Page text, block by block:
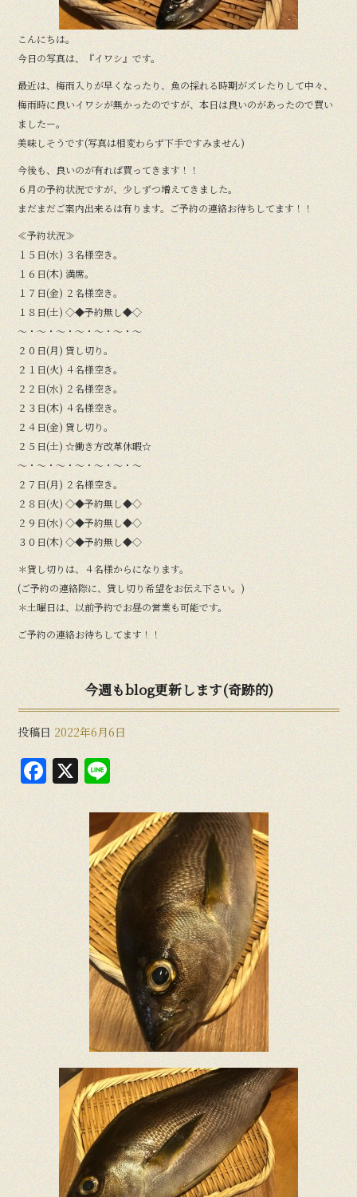
こんにちは。
今日の写真は、『イワシ』です。
最近は、梅雨入りが早くなったり、魚の採れる時期がズレたりして中々、
梅雨時に良いイワシが無かったのですが、本日は良いのがあったので買い
ましたー。
美味しそうです(写真は相変わらず下手ですみません)
今後も、良いのが有れば買ってきます！！
６月の予約状況ですが、少しずつ増えてきました。
まだまだご案内出来るは有ります。ご予約の連絡お待ちしてます！！
≪予約状況≫
１５日(水) ３名様空き。
１６日(木) 満席。
１７日(金) ２名様空き。
１８日(土) ◇◆予約無し◆◇
〜・〜・〜・〜・〜・〜・〜
２０日(月) 貸し切り。
２１日(火) ４名様空き。
２２日(水) ２名様空き。
２３日(木) ４名様空き。
２４日(金) 貸し切り。
２５日(土) ☆働き方改革休暇☆
〜・〜・〜・〜・〜・〜・〜
２７日(月) ２名様空き。
２８日(火) ◇◆予約無し◆◇
２９日(水) ◇◆予約無し◆◇
３０日(木) ◇◆予約無し◆◇
＊貸し切りは、４名様からになります。
(ご予約の連絡際に、貸し切り希望をお伝え下さい。)
＊土曜日は、以前予約でお昼の営業も可能です。
ご予約の連絡お待ちしてます！！
今週もblog更新します(奇跡的)
投稿日 2022年6月6日
F
a
X
e